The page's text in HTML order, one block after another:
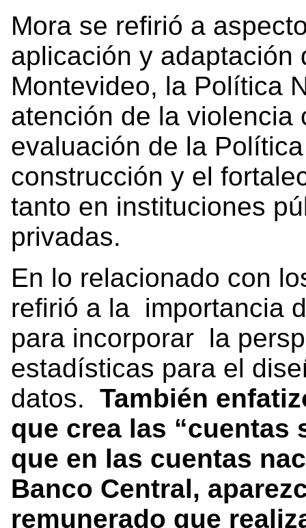
Mora se refirió a
aplicación y adaptación
Montevideo, la Política
atención de la violencia
evaluación de la
construcción y el
tanto en instituciones
privadas.
En lo relacionado con
refirió a la importancia
para incorporar la
estadísticas para el
datos. También
que crea las “cuentas
que en las cuentas
Banco Central,
remunerado que